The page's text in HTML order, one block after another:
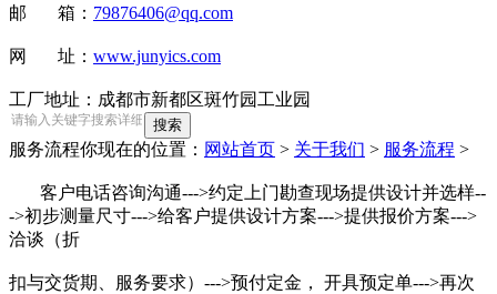
邮 箱： 79876406@qq.com
网 址： www.junyics.com
工厂地址：成都市新都区斑竹园工业园
服务流程你现在的位置： 网站首页 > 关于我们 > 服务流程 >
客户电话咨询沟通--->约定上门勘查现场提供设计并选样--
->初步测量尺寸--->给客户提供设计方案--->提供报价方案--->
洽谈（折
扣与交货期、服务要求）--->预付定金， 开具预定单--->再次